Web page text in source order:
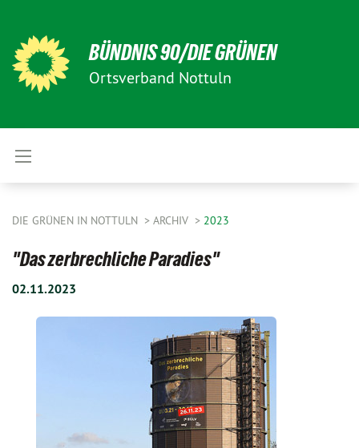
BÜNDNIS 90/DIE GRÜNEN
Ortsverband Nottuln
DIE GRÜNEN IN NOTTULN ARCHIV 2023
"Das zerbrechliche Paradies"
02.11.2023